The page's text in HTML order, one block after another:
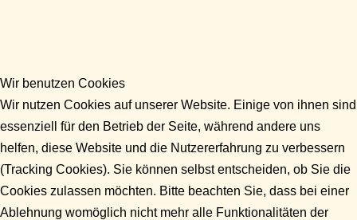
Wir benutzen Cookies
Wir nutzen Cookies auf unserer Website. Einige von ihnen sind
essenziell für den Betrieb der Seite, während andere uns
helfen, diese Website und die Nutzererfahrung zu verbessern
(Tracking Cookies). Sie können selbst entscheiden, ob Sie die
Cookies zulassen möchten. Bitte beachten Sie, dass bei einer
Ablehnung womöglich nicht mehr alle Funktionalitäten der